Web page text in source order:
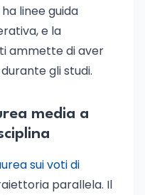
linee guida
e la
ammette di aver
gli studi.
media a
sui voti di
parallela. Il